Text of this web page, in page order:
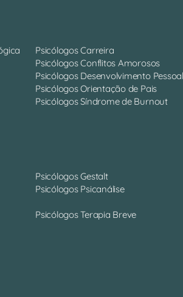
Psicólogos Carreira
Psicólogos Conflitos Amorosos
Psicólogos Desenvolvimento Pessoal
Psicólogos Orientação de Pais
Psicólogos Síndrome de Burnout
Psicólogos Gestalt
Psicólogos Psicanálise
Psicólogos Terapia Breve